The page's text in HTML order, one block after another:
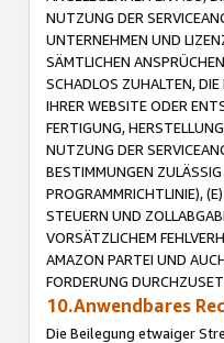
NUTZUNG DER
UNTERNEHMEN UND
SÄMTLICHEN
SCHADLOS ZUHALTEN,
IHRER WEBSITE ODER
FERTIGUNG,
NUTZUNG DER
BESTIMMUNGEN
PROGRAMMRICHTLINIE),
STEUERN UND
VORSÄTZLICHEM
AMAZON PARTEI UND
FORDERUNG
10.Anwendbares
Die Beilegung etwaiger